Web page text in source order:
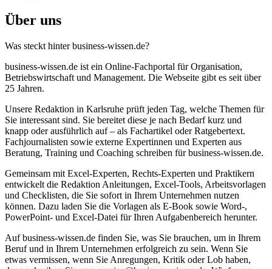
Über uns
Was steckt hinter business-wissen.de?
business-wissen.de ist ein Online-Fachportal für Organisation,
Betriebswirtschaft und Management. Die Webseite gibt es seit über
25 Jahren.
Unsere Redaktion in Karlsruhe prüft jeden Tag, welche Themen für
Sie interessant sind. Sie bereitet diese je nach Bedarf kurz und
knapp oder ausführlich auf – als Fachartikel oder Ratgebertext.
Fachjournalisten sowie externe Expertinnen und Experten aus
Beratung, Training und Coaching schreiben für business-wissen.de.
Gemeinsam mit Excel-Experten, Rechts-Experten und Praktikern
entwickelt die Redaktion Anleitungen, Excel-Tools, Arbeitsvorlagen
und Checklisten, die Sie sofort in Ihrem Unternehmen nutzen
können. Dazu laden Sie die Vorlagen als E-Book sowie Word-,
PowerPoint- und Excel-Datei für Ihren Aufgabenbereich herunter.
Auf business-wissen.de finden Sie, was Sie brauchen, um in Ihrem
Beruf und in Ihrem Unternehmen erfolgreich zu sein. Wenn Sie
etwas vermissen, wenn Sie Anregungen, Kritik oder Lob haben,